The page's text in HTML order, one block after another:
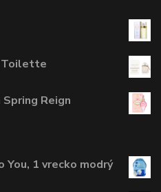
Toilette
Spring Reign
You, 1 vrecko modrý